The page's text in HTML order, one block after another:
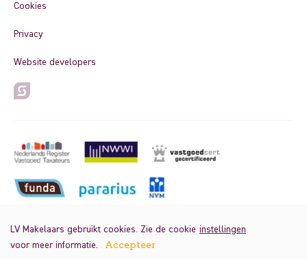
LV Makelaars gebruikt cookies. Zie de cookie instellingen
voor meer informatie.
Accepteer
Cookies
Privacy
Website developers